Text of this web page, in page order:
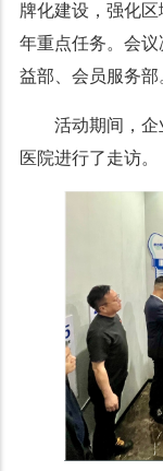
牌化建设，强化
年重点任务。会
益部、会员服务部
活动期间，
医院进行了走访。